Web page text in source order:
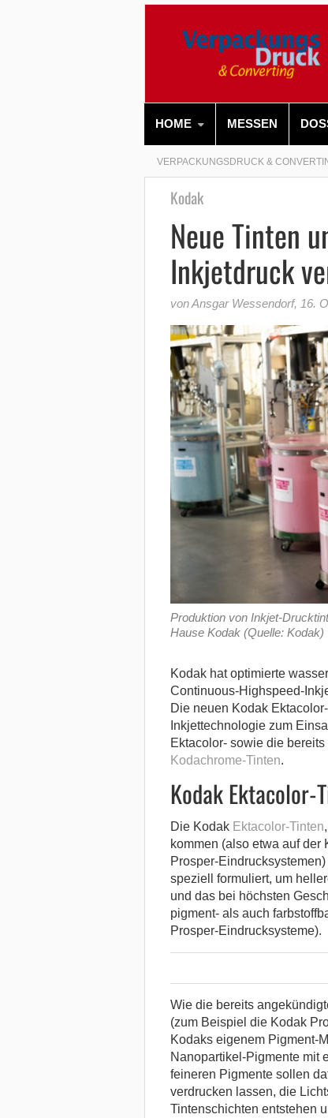
HOME MESSEN
VERPACKUNGSDRUCK &
Kodak
Neue Tinten
Inkjetdruck
von Ansgar Wessendorf, 16.
Produktion von Inkjet-
Hause Kodak (Quelle: Kodak)
Kodak hat optimierte
Continuous-Highspeed-
Die neuen Kodak
Inkjettechnologie zum
Ektacolor- sowie die
Kodachrome-Tinten.
Kodak Ektacolor-
Die Kodak Ektacolor-Tinten
kommen (also etwa auf
Prosper-
speziell formuliert, um
und das bei höchsten
pigment- als auch
Prosper-Eindrucksysteme).
Wie die bereits
(zum Beispiel die Kodak
Kodaks eigenem Pigment-
Nanopartikel-Pigmente mit
feineren Pigmente sollen
verdrucken lassen, die
Tintenschichten entstehen